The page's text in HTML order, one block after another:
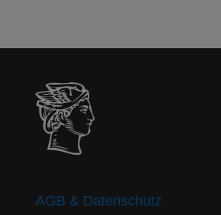
AGB & Datenschutz